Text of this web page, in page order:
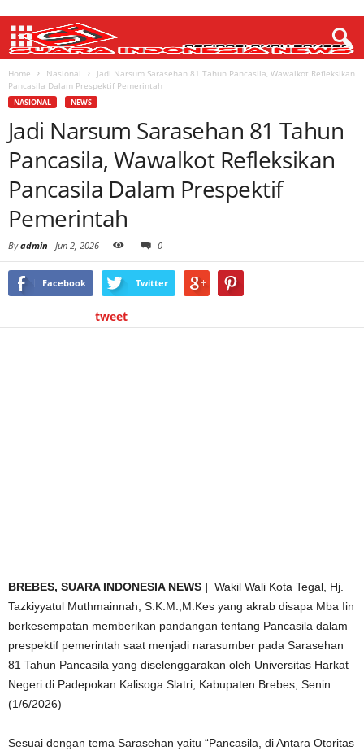
Home Nasional
Jadi Narsum Sarasehan 81 Tahun Pancasila, Wawalkot Refleksikan
Pancasila Dalam Prespektif Pemerintah
NASIONAL NEWS
Jadi Narsum Sarasehan 81 Tahun
Pancasila, Wawalkot Refleksikan
Pancasila Dalam Prespektif
Pemerintah
Byadmin - Jun 2, 2026 0
Facebook Twitter
tweet
BREBES, SUARA INDONESIA NEWS | Wakil Wali Kota Tegal, Hj.
Tazkiyyatul Muthmainnah, S.K.M.,M.Kes yang akrab disapa Mba Iin
berkesempatan memberikan pandangan tentang Pancasila dalam
prespektif pemerintah saat menjadi narasumber pada Sarasehan
81 Tahun Pancasila yang diselenggarakan oleh Universitas Harkat
Negeri di Padepokan Kalisoga Slatri, Kabupaten Brebes, Senin
(1/6/2026)
Sesuai dengan tema Sarasehan yaitu “Pancasila, di Antara Otoritas